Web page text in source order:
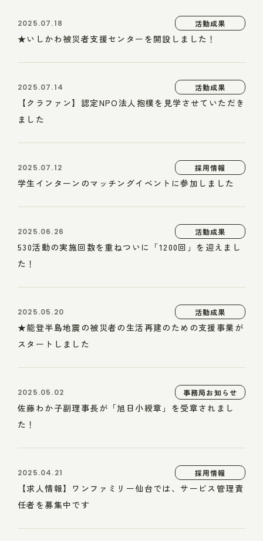
2025.07.18 活動成果
★いしかわ被災者支援センターを開設しました！
2025.07.14 活動成果
【クラファン】認定NPO法人抱樸を見学させていただき
ました
2025.07.12 採用情報
学生インターンのマッチングイベントに参加しました
2025.06.26 活動成果
530活動の実施回数を重ねついに「1200回」を迎えまし
た！
2025.05.20 活動成果
★能登半島地震の被災者の生活再建のための支援事業が
スタートしました
2025.05.02 事務局お知らせ
佐藤わか子副理事長が「旭日小綬章」を受章されまし
た！
2025.04.21 採用情報
【求人情報】ワンファミリー仙台では、サービス管理責
任者を募集中です